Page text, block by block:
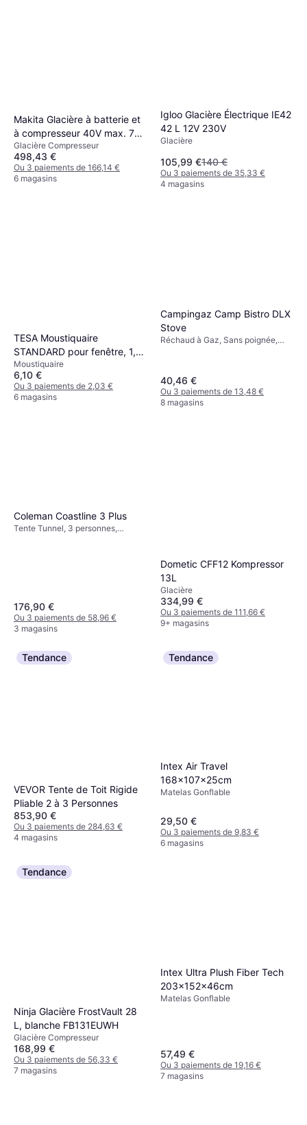
Makita Glacière à batterie et
à compresseur 40V max. 7
litres (sans batterie, sans
chargeur)
Glacière Compresseur
498,43 €
Ou 3 paiements de 166,14 €
6 magasins
Igloo Glacière Électrique IE42
42 L 12V 230V
Glacière
105,99 €140 €
Ou 3 paiements de 35,33 €
4 magasins
TESA Moustiquaire
STANDARD pour fenêtre, 1,10
m x 1,30 m
Moustiquaire
6,10 €
Ou 3 paiements de 2,03 €
6 magasins
Campingaz Camp Bistro DLX
Stove
Réchaud à Gaz, Sans poignée,
40,46 €
Ou 3 paiements de 13,48 €
8 magasins
Coleman Coastline 3 Plus
Tente Tunnel, 3 personnes,
176,90 €
Ou 3 paiements de 58,96 €
3 magasins
Dometic CFF12 Kompressor
13L
Glacière
334,99 €
Ou 3 paiements de 111,66 €
9+ magasins
Tendance
VEVOR Tente de Toit Rigide
Pliable 2 à 3 Personnes
853,90 €
Ou 3 paiements de 284,63 €
4 magasins
Tendance
Intex Air Travel
168x107x25cm
Matelas Gonflable
29,50 €
Ou 3 paiements de 9,83 €
6 magasins
Tendance
Ninja Glacière FrostVault 28
L, blanche FB131EUWH
Glacière Compresseur
168,99 €
Ou 3 paiements de 56,33 €
7 magasins
Intex Ultra Plush Fiber Tech
203x152x46cm
Matelas Gonflable
57,49 €
Ou 3 paiements de 19,16 €
7 magasins